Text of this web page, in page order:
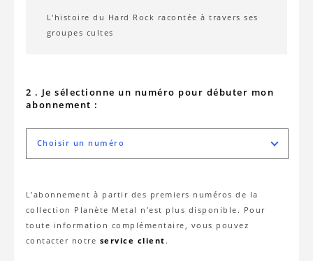
L'histoire du Hard Rock racontée à travers ses
groupes cultes
2 . Je sélectionne un numéro pour débuter mon
abonnement :
Choisir un numéro
L’abonnement à partir des premiers numéros de la
collection Planète Metal n’est plus disponible. Pour
toute information complémentaire, vous pouvez
contacter notre service client .